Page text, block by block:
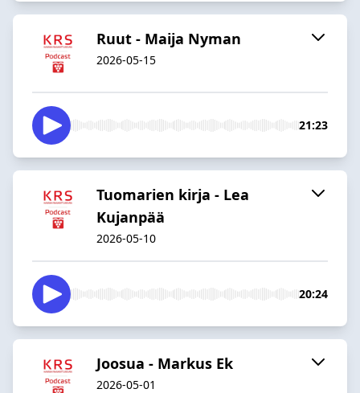
Ruut - Maija Nyman
2026-05-15
21:23
Tuomarien kirja - Lea
Kujanpää
2026-05-10
20:24
Joosua - Markus Ek
2026-05-01